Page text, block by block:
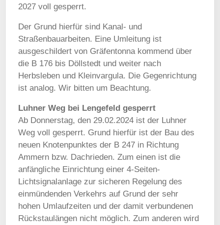
2027 voll gesperrt.
Der Grund hierfür sind Kanal- und
Straßenbauarbeiten. Eine Umleitung ist
ausgeschildert von Gräfentonna kommend über
die B 176 bis Döllstedt und weiter nach
Herbsleben und Kleinvargula. Die Gegenrichtung
ist analog. Wir bitten um Beachtung.
Luhner Weg bei Lengefeld gesperrt
Ab Donnerstag, den 29.02.2024 ist der Luhner
Weg voll gesperrt. Grund hierfür ist der Bau des
neuen Knotenpunktes der B 247 in Richtung
Ammern bzw. Dachrieden. Zum einen ist die
anfängliche Einrichtung einer 4-Seiten-
Lichtsignalanlage zur sicheren Regelung des
einmündenden Verkehrs auf Grund der sehr
hohen Umlaufzeiten und der damit verbundenen
Rückstaulängen nicht möglich. Zum anderen wird